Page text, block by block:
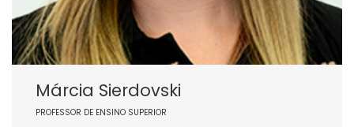
Márcia Sierdovski
PROFESSOR DE ENSINO SUPERIOR